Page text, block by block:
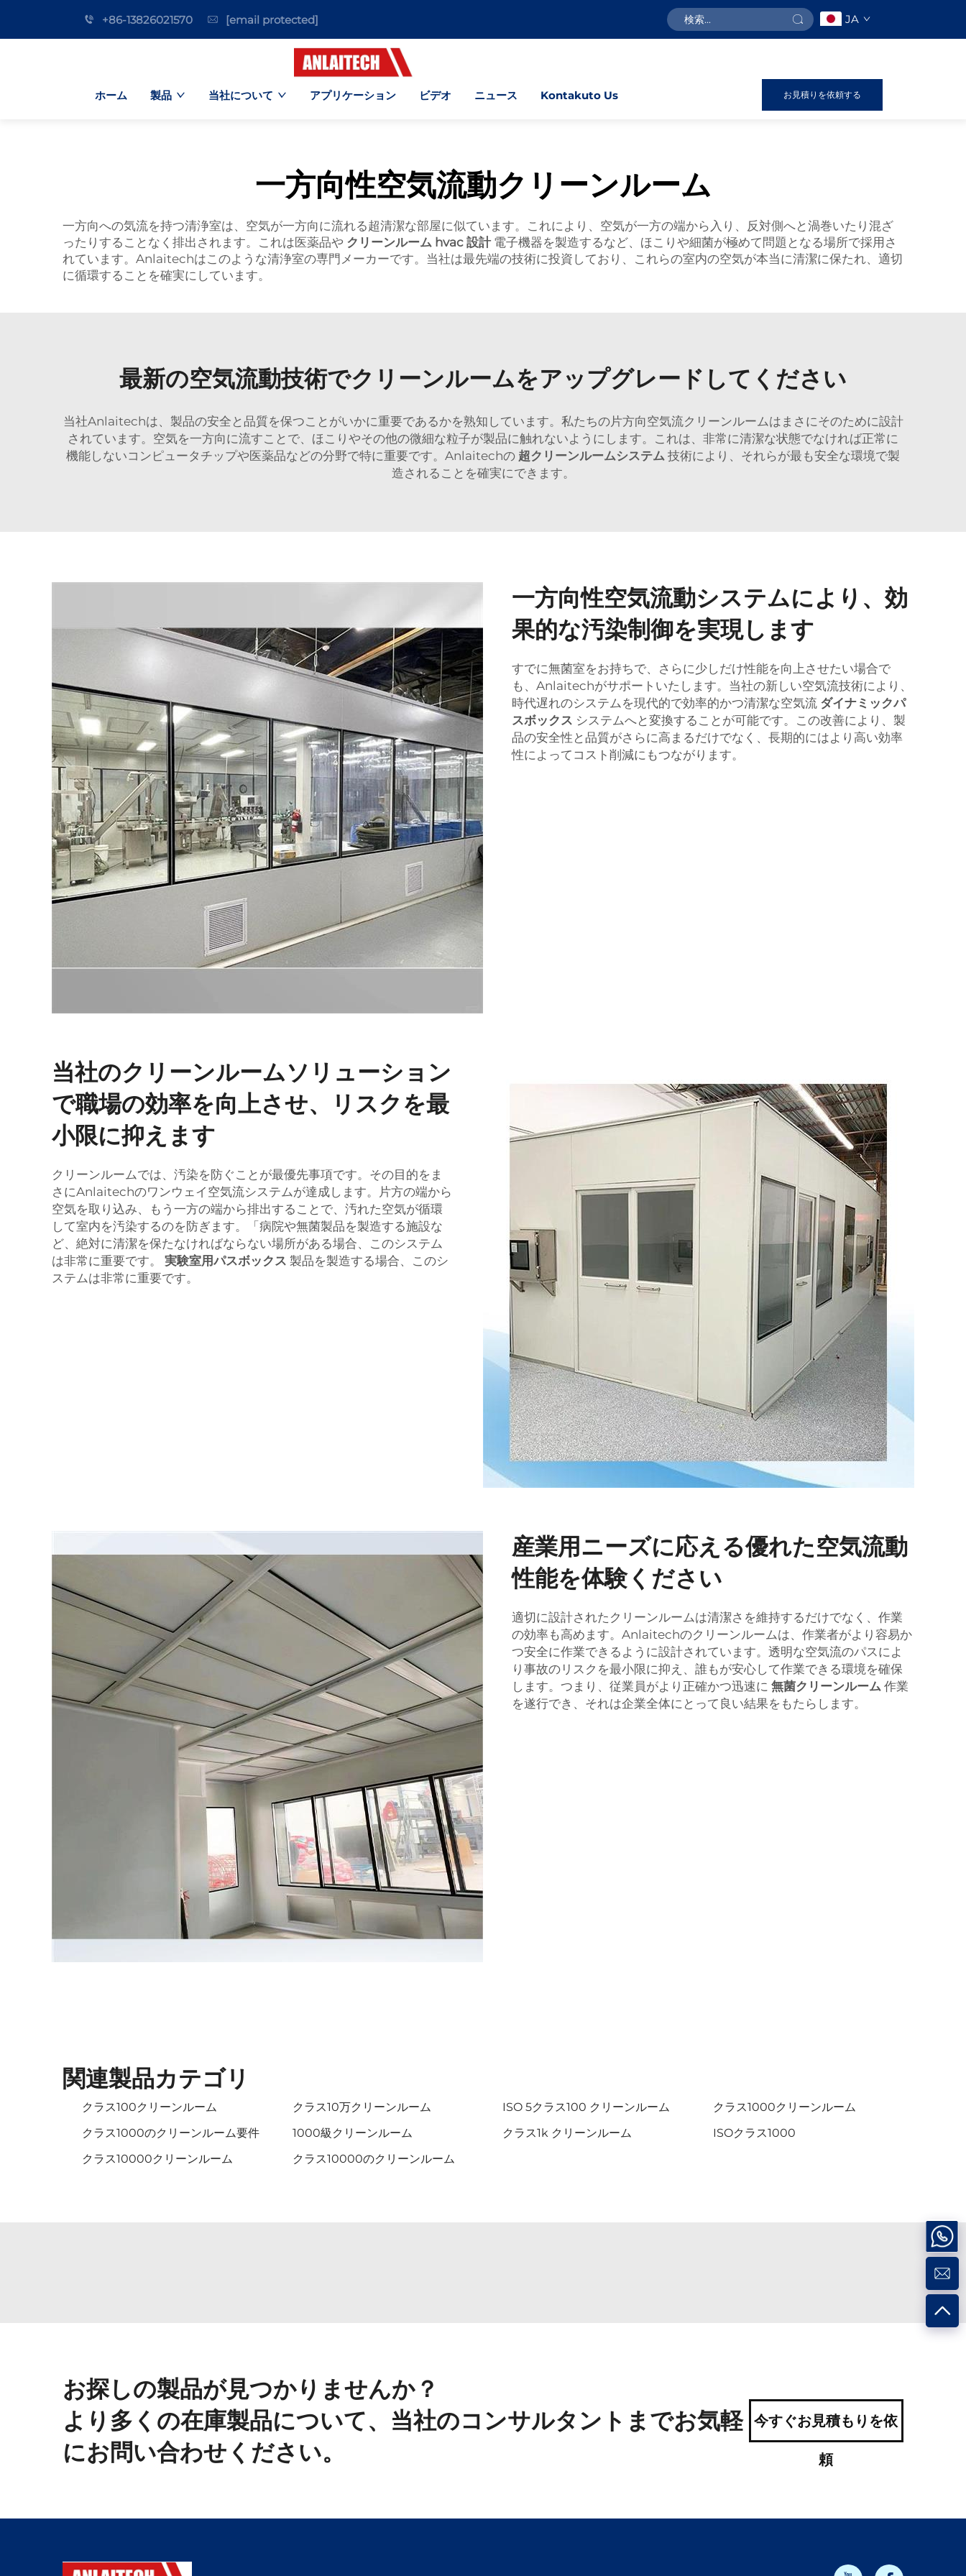
+86-13826021570 [email protected] JA
ホーム 製品 当社について アプリケーション ビデオ ニュース Kontakuto Us お見積りを依頼する
一方向性空気流動クリーンルーム
一方向への気流を持つ清浄室は、空気が一方向に流れる超清潔な部屋に似ています。これにより、空気が一方の端から入り、反対側へと渦巻いたり混ざ
ったりすることなく排出されます。これは医薬品や クリーンルーム hvac 設計 電子機器を製造するなど、ほこりや細菌が極めて問題となる場所で採用さ
れています。Anlaitechはこのような清浄室の専門メーカーです。当社は最先端の技術に投資しており、これらの室内の空気が本当に清潔に保たれ、適切
に循環することを確実にしています。
最新の空気流動技術でクリーンルームをアップグレードしてください
当社Anlaitechは、製品の安全と品質を保つことがいかに重要であるかを熟知しています。私たちの片方向空気流クリーンルームはまさにそのために設計
されています。空気を一方向に流すことで、ほこりやその他の微細な粒子が製品に触れないようにします。これは、非常に清潔な状態でなければ正常に
機能しないコンピュータチップや医薬品などの分野で特に重要です。Anlaitechの 超クリーンルームシステム 技術により、それらが最も安全な環境で製
造されることを確実にできます。
一方向性空気流動システムにより、効
果的な汚染制御を実現します
すでに無菌室をお持ちで、さらに少しだけ性能を向上させたい場合で
も、Anlaitechがサポートいたします。当社の新しい空気流技術により、
時代遅れのシステムを現代的で効率的かつ清潔な空気流 ダイナミックパ
スボックス システムへと変換することが可能です。この改善により、製
品の安全性と品質がさらに高まるだけでなく、長期的にはより高い効率
性によってコスト削減にもつながります。
当社のクリーンルームソリューション
で職場の効率を向上させ、リスクを最
小限に抑えます
クリーンルームでは、汚染を防ぐことが最優先事項です。その目的をま
さにAnlaitechのワンウェイ空気流システムが達成します。片方の端から
空気を取り込み、もう一方の端から排出することで、汚れた空気が循環
して室内を汚染するのを防ぎます。「病院や無菌製品を製造する施設な
ど、絶対に清潔を保たなければならない場所がある場合、このシステム
は非常に重要です。 実験室用パスボックス 製品を製造する場合、このシ
ステムは非常に重要です。
産業用ニーズに応える優れた空気流動
性能を体験ください
適切に設計されたクリーンルームは清潔さを維持するだけでなく、作業
の効率も高めます。Anlaitechのクリーンルームは、作業者がより容易か
つ安全に作業できるように設計されています。透明な空気流のパスによ
り事故のリスクを最小限に抑え、誰もが安心して作業できる環境を確保
します。つまり、従業員がより正確かつ迅速に 無菌クリーンルーム 作業
を遂行でき、それは企業全体にとって良い結果をもたらします。
関連製品カテゴリ
クラス100クリーンルーム クラス10万クリーンルーム ISO 5クラス100 クリーンルーム
クラス1000クリーンルーム
クラス1000のクリーンルーム要件
1000級クリーンルーム クラス1k クリーンルーム
ISOクラス1000
クラス10000クリーンルーム
クラス10000のクリーンルーム
お探しの製品が見つかりませんか？
より多くの在庫製品について、当社のコンサルタントまでお気軽
にお問い合わせください。
今すぐお見積もりを依
頼